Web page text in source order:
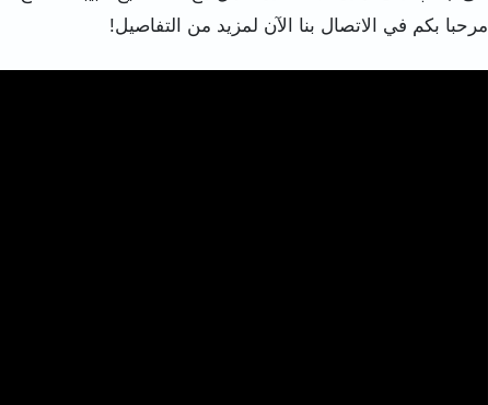
مرحبا بكم في الاتصال بنا الآن لمزيد من التفاصيل!